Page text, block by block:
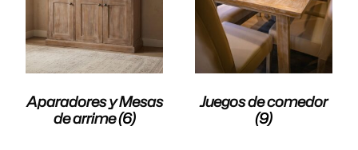
Aparadores y Mesas
de arrime(6)
Juegos de comedor
(9)